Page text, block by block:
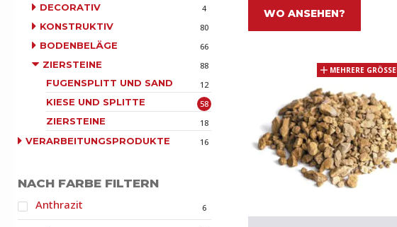
DECORATIV 4
KONSTRUKTIV 80
BODENBELÄGE 66
ZIERSTEINE 88
FUGENSPLITT UND SAND 12
KIESE UND SPLITTE 58
ZIERSTEINE 18
VERARBEITUNGSPRODUKTE 16
NACH FARBE FILTERN
Anthrazit
6
WO ANSEHEN?
MEHRERE GRÖSSEN